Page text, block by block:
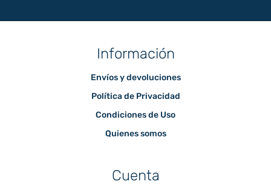
Información
Envíos y devoluciones
Política de Privacidad
Condiciones de Uso
Quienes somos
Cuenta